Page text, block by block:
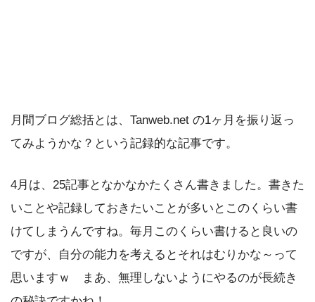
月間ブログ総括とは、Tanweb.net の1ヶ月を振り返っ
てみようかな？という記録的な記事です。
4月は、25記事となかなかたくさん書きました。書きた
いことや記録しておきたいことが多いとこのくらい書
けてしまうんですね。毎月このくらい書けると良いの
ですが、自分の能力を考えるとそれはむりかな～って
思いますｗ まあ、無理しないようにやるのが長続き